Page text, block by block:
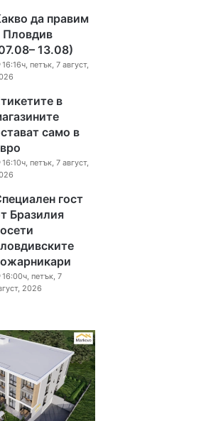
да правим
Пловдив
13.08)
16:16ч, петък, 7 август,
в
само в
16:10ч, петък, 7 август,
гост
Бразилия
16:00ч, петък, 7
2026